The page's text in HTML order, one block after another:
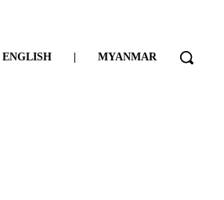
ENGLISH | MYANMAR